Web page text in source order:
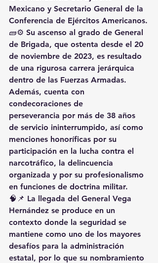
Mexicano y Secretario General de la
Conferencia de Ejércitos Americanos.
🧱⚙️ Su ascenso al grado de General
de Brigada, que ostenta desde el 20
de noviembre de 2023, es resultado
de una rigurosa carrera jerárquica
dentro de las Fuerzas Armadas.
Además, cuenta con
condecoraciones de
perseverancia por más de 38 años
de servicio ininterrumpido, así como
menciones honoríficas por su
participación en la lucha contra el
narcotráfico, la delincuencia
organizada y por su profesionalismo
en funciones de doctrina militar.
🧠📌 La llegada del General Vega
Hernández se produce en un
contexto donde la seguridad se
mantiene como uno de los mayores
desafíos para la administración
estatal, por lo que su nombramiento